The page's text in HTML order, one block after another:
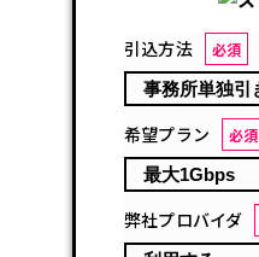
引込方法 必須
希望プラン 必須
弊社プロバイダ